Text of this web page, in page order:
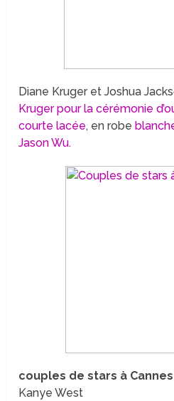
Diane Kruger et Joshua
Kruger pour la cérémonie
courte lacée, en robe
Jason Wu.
couples de stars à Cannes
Kanye West